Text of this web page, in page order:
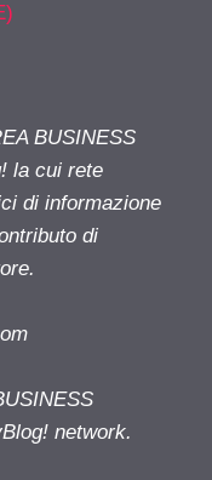
BUSINESS
la cui rete
di informazione
di
network.